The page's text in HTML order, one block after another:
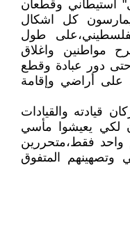
استيطاني وقطعان
كل اشكال
طول
مواطنين واغلاق
دور عبادة وقطع
على أراضي وإقامة
قيادته والقيادات
لكي يعيشوا مأسي
واحد فقط،متحررين
وتصهينهم المتفوق